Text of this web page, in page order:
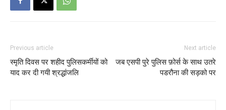
Previous article
स्मृति दिवस पर शहीद पुलिसकर्मीयों को
याद कर दी गयी श्रद्धांजलि
Next article
जब एसपी पुरे पुलिस फ़ोर्स के साथ उतरे
पडरौना की सड़को पर